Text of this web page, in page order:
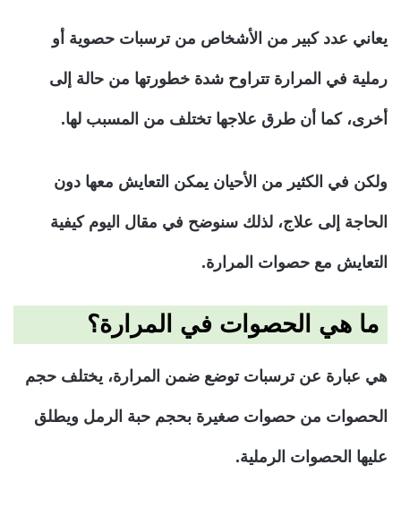
يعاني عدد كبير من الأشخاص من ترسبات حصوية أو
رملية في المرارة تتراوح شدة خطورتها من حالة إلى
أخرى، كما أن طرق علاجها تختلف من المسبب لها.
ولكن في الكثير من الأحيان يمكن التعايش معها دون
الحاجة إلى علاج، لذلك سنوضح في مقال اليوم كيفية
التعايش مع حصوات المرارة.
ما هي الحصوات في المرارة؟
هي عبارة عن ترسبات توضع ضمن المرارة، يختلف حجم
الحصوات من حصوات صغيرة بحجم حبة الرمل ويطلق
عليها الحصوات الرملية.